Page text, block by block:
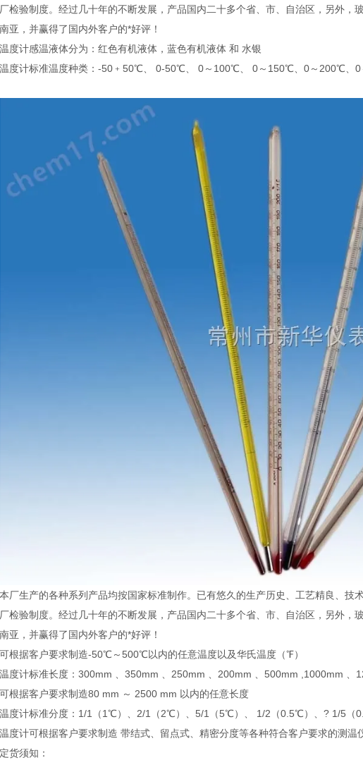
厂检验制度。经过几十年的不断发展，产品国内二十多个省、市、自治区，另外，
南亚，并赢得了国内外客户的*好评！
温度计感温液体分为：红色有机液体，蓝色有机液体 和 水银
温度计标准温度种类：-50﹢50℃、 0-50℃、 0～100℃、 0～150℃、0～200℃
本厂生产的各种系列产品均按国家标准制作。已有悠久的生产历史、工艺精良、技
厂检验制度。经过几十年的不断发展，产品国内二十多个省、市、自治区，另外，
南亚，并赢得了国内外客户的*好评！
可根据客户要求制造-50℃～500℃以内的任意温度以及华氏温度（℉）
温度计标准长度：300mm 、350mm 、250mm 、200mm 、500mm ,1000mm 、
可根据客户要求制造80 mm ～ 2500 mm 以内的任意长度
温度计标准分度：1/1（1℃）、2/1（2℃）、5/1（5℃）、 1/2（0.5℃）、? 1/5（
温度计可根据客户要求制造 带结式、留点式、精密分度等各种符合客户要求的测温
定货须知：